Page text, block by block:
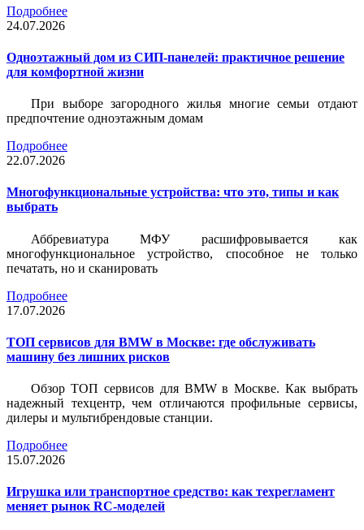
Подробнее
24.07.2026
Одноэтажный дом из СИП-панелей: практичное решение
для комфортной жизни
При выборе загородного жилья многие семьи отдают
предпочтение одноэтажным домам
Подробнее
22.07.2026
Многофункциональные устройства: что это, типы и как
выбрать
Аббревиатура МФУ расшифровывается как
многофункциональное устройство, способное не только
печатать, но и сканировать
Подробнее
17.07.2026
ТОП сервисов для BMW в Москве: где обслуживать
машину без лишних рисков
Обзор ТОП сервисов для BMW в Москве. Как выбрать
надежный техцентр, чем отличаются профильные сервисы,
дилеры и мультибрендовые станции.
Подробнее
15.07.2026
Игрушка или транспортное средство: как техрегламент
меняет рынок RC-моделей